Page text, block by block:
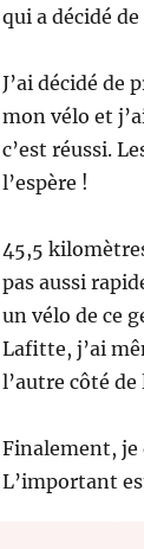
qui a décidé
J’ai décidé de
mon vélo et
c’est réussi.
l’espère !
45,5
pas aussi
un vélo de ce
Lafitte, j’ai
l’autre côté
Finalement, je
L’important